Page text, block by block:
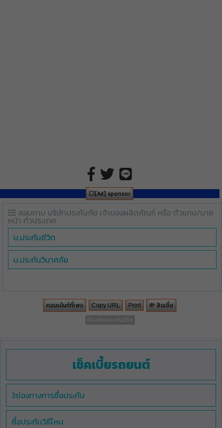
💥[Ad] sponsor
สอบถาม บริษัทประกันภัย เจ้าของผลิตภัณฑ์ หรือ ตัวแทน/นาย
หน้า ทั่วประเทศ
บ.ประกันชีวิต
บ.ประกันวินาศภัย
คอมเม้นท์ที่เพจ Copy URL Print 💸 สินเชื่อ
เมืองไทยประกันชีวิต
เช็คเบี้ยรถยนต์
3ช่องทางการซื้อประกัน
ซื้อประกันวิธีไหน